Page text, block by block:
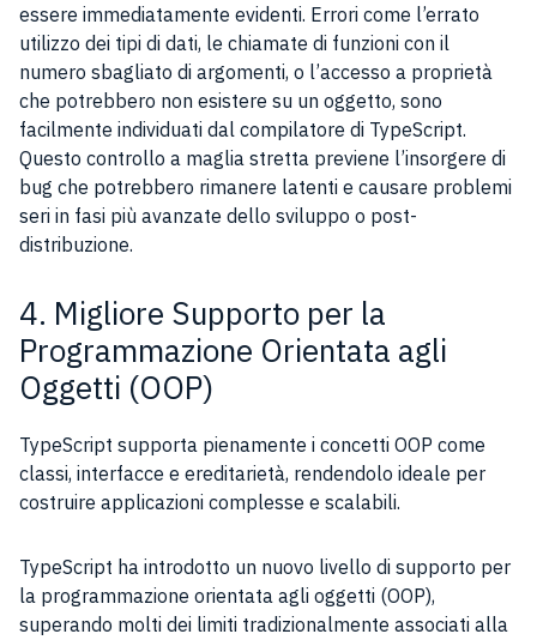
essere immediatamente evidenti. Errori come l’errato
utilizzo dei tipi di dati, le chiamate di funzioni con il
numero sbagliato di argomenti, o l’accesso a proprietà
che potrebbero non esistere su un oggetto, sono
facilmente individuati dal compilatore di TypeScript.
Questo controllo a maglia stretta previene l’insorgere di
bug che potrebbero rimanere latenti e causare problemi
seri in fasi più avanzate dello sviluppo o post-
distribuzione.
4. Migliore Supporto per la
Programmazione Orientata agli
Oggetti (OOP)
TypeScript supporta pienamente i concetti OOP come
classi, interfacce e ereditarietà, rendendolo ideale per
costruire applicazioni complesse e scalabili.
TypeScript ha introdotto un nuovo livello di supporto per
la programmazione orientata agli oggetti (OOP),
superando molti dei limiti tradizionalmente associati alla